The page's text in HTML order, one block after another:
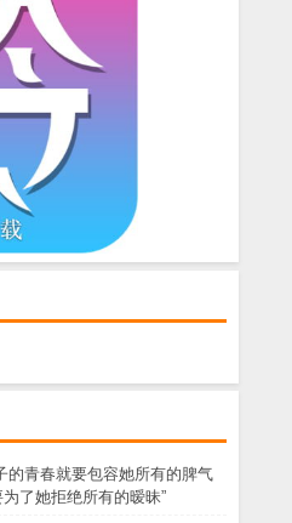
的青春就要包容她所有的脾气
了她拒绝所有的暧昧”